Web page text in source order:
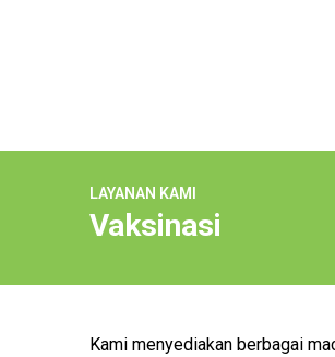
LAYANAN KAMI
Vaksinasi
Kami menyediakan berbagai